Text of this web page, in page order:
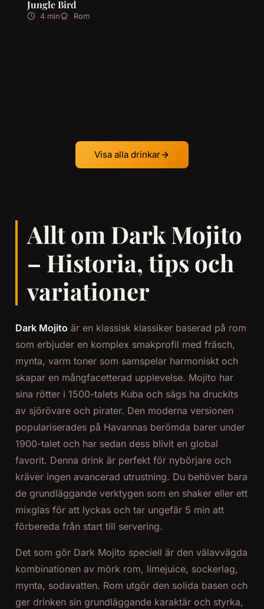
Jungle Bird
4 min Rom
Visa alla drinkar
Allt om Dark Mojito
– Historia, tips och
variationer
Dark Mojito är en klassisk klassiker baserad på rom
som erbjuder en komplex smakprofil med fräsch,
mynta, varm toner som samspelar harmoniskt och
skapar en mångfacetterad upplevelse. Mojito har
sina rötter i 1500-talets Kuba och sägs ha druckits
av sjörövare och pirater. Den moderna versionen
populariserades på Havannas berömda barer under
1900-talet och har sedan dess blivit en global
favorit. Denna drink är perfekt för nybörjare och
kräver ingen avancerad utrustning. Du behöver bara
de grundläggande verktygen som en shaker eller ett
mixglas för att lyckas och tar ungefär 5 min att
förbereda från start till servering.
Det som gör Dark Mojito speciell är den välavvägda
kombinationen av mörk rom, limejuice, sockerlag,
mynta, sodavatten. Rom utgör den solida basen och
ger drinken sin grundläggande karaktär och styrka,